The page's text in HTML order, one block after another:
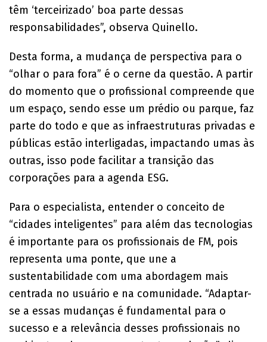
têm ‘terceirizado’ boa parte dessas
responsabilidades”, observa Quinello.
Desta forma, a mudança de perspectiva para o
“olhar o para fora” é o cerne da questão. A partir
do momento que o profissional compreende que
um espaço, sendo esse um prédio ou parque, faz
parte do todo e que as infraestruturas privadas e
públicas estão interligadas, impactando umas às
outras, isso pode facilitar a transição das
corporações para a agenda ESG.
Para o especialista, entender o conceito de
“cidades inteligentes” para além das tecnologias
é importante para os profissionais de FM, pois
representa uma ponte, que une a
sustentabilidade com uma abordagem mais
centrada no usuário e na comunidade. “Adaptar-
se a essas mudanças é fundamental para o
sucesso e a relevância desses profissionais no